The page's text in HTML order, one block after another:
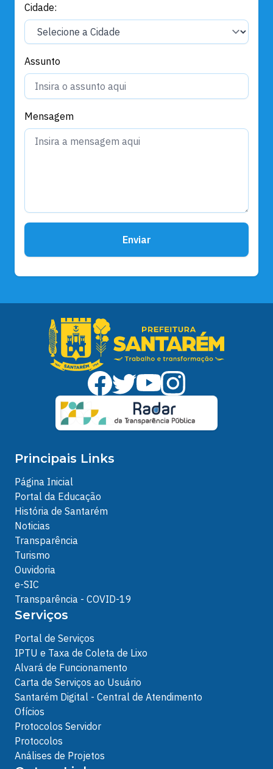
Cidade:
Assunto
Mensagem
Enviar
Principais Links
Página Inicial
Portal da Educação
História de Santarém
Noticias
Transparência
Turismo
Ouvidoria
e-SIC
Transparência - COVID-19
Serviços
Portal de Serviços
IPTU e Taxa de Coleta de Lixo
Alvará de Funcionamento
Carta de Serviços ao Usuário
Santarém Digital - Central de Atendimento
Ofícios
Protocolos Servidor
Protocolos
Análises de Projetos